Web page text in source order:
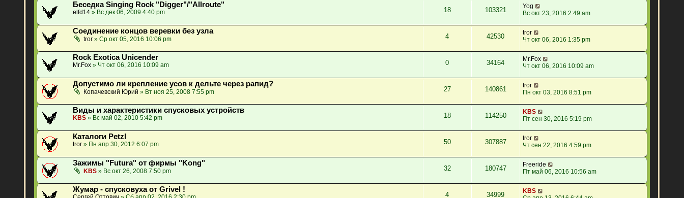
Беседка Singing Rock "Digger"/"Allroute"
elfd14 » Вс дек 06, 2009 4:40 pm 18 103321
Yog
Вс окт 23, 2016 2:49 am
Соединение концов веревки без узла
tror » Ср окт 05, 2016 10:06 pm 4 42530
tror
Чт окт 06, 2016 1:35 pm
Rock Exotica Unicender
Mr.Fox » Чт окт 06, 2016 10:09 am 0 34164
Mr.Fox
Чт окт 06, 2016 10:09 am
Допустимо ли крепление усов к дельте через рапид?
Копачевский Юрий » Вт ноя 25, 2008 7:55 pm 27 140861
tror
Пн окт 03, 2016 8:51 pm
Виды и характеристики спусковых устройств
KBS » Вс май 02, 2010 5:42 pm 18 114250
KBS
Пт сен 30, 2016 5:19 pm
Каталоги Petzl
tror » Пн апр 30, 2012 6:07 pm 50 307887
tror
Чт сен 22, 2016 4:59 pm
Зажимы "Futura" от фирмы "Kong"
KBS » Вс окт 26, 2008 7:50 pm 32 180747
Freeride
Пт май 06, 2016 10:56 am
Жумар - спусковуха от Grivel !
4 34999
KBS